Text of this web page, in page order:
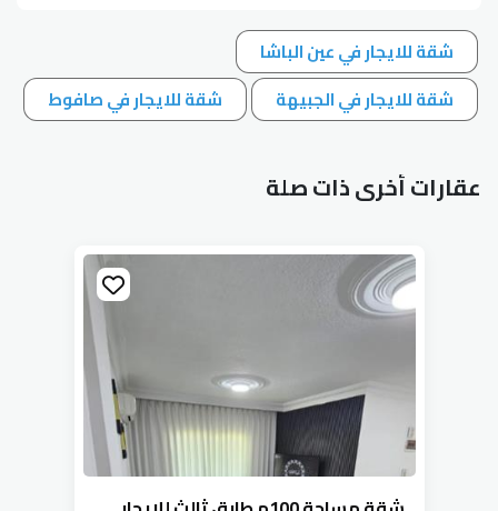
شقة للايجار في عين الباشا
شقة للايجار في الجبيهة
شقة للايجار في صافوط
عقارات أخرى ذات صلة